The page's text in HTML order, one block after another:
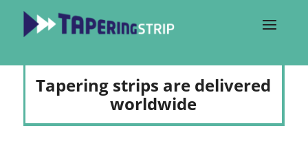
Tapering strips are delivered
worldwide